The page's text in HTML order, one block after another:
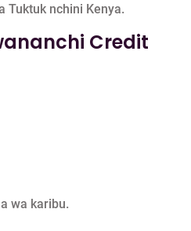
Tuktuk nchini Kenya.
Credit
wa karibu.